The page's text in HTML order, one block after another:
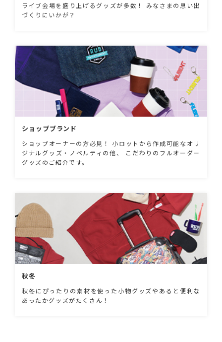
ライブ会場を盛り上げるグッズが多数！ みなさまの思い出
づくりにいかが？
ショップブランド
ショップオーナーの方必見！ 小ロットから作成可能なオリ
ジナルグッズ・ノベルティの他、 こだわりのフルオーダー
グッズのご紹介です。
秋冬
秋冬にぴったりの素材を使った小物グッズやあると便利な
あったかグッズがたくさん！